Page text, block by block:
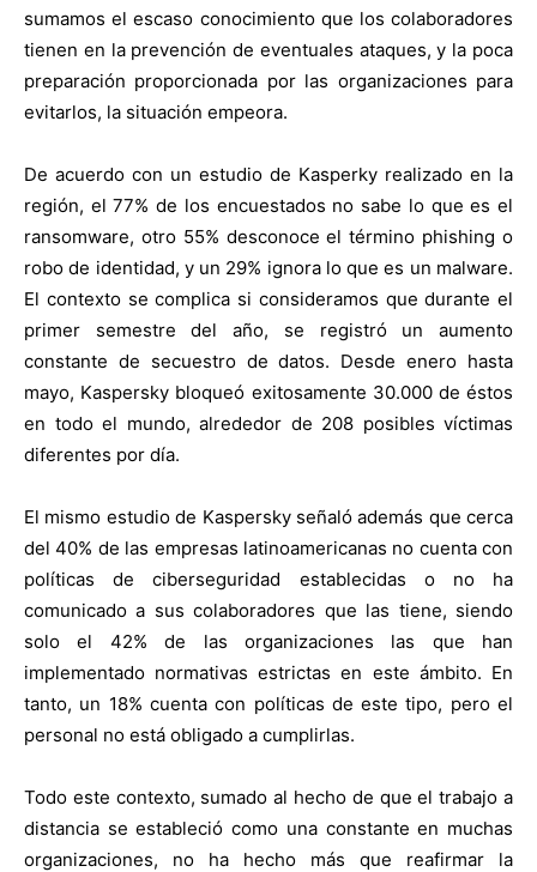
sumamos el escaso conocimiento que los colaboradores
tienen en la prevención de eventuales ataques, y la poca
preparación proporcionada por las organizaciones para
evitarlos, la situación empeora.
De acuerdo con un estudio de Kasperky realizado en la
región, el 77% de los encuestados no sabe lo que es el
ransomware, otro 55% desconoce el término phishing o
robo de identidad, y un 29% ignora lo que es un malware.
El contexto se complica si consideramos que durante el
primer semestre del año, se registró un aumento
constante de secuestro de datos. Desde enero hasta
mayo, Kaspersky bloqueó exitosamente 30.000 de éstos
en todo el mundo, alrededor de 208 posibles víctimas
diferentes por día.
El mismo estudio de Kaspersky señaló además que cerca
del 40% de las empresas latinoamericanas no cuenta con
políticas de ciberseguridad establecidas o no ha
comunicado a sus colaboradores que las tiene, siendo
solo el 42% de las organizaciones las que han
implementado normativas estrictas en este ámbito. En
tanto, un 18% cuenta con políticas de este tipo, pero el
personal no está obligado a cumplirlas.
Todo este contexto, sumado al hecho de que el trabajo a
distancia se estableció como una constante en muchas
organizaciones, no ha hecho más que reafirmar la